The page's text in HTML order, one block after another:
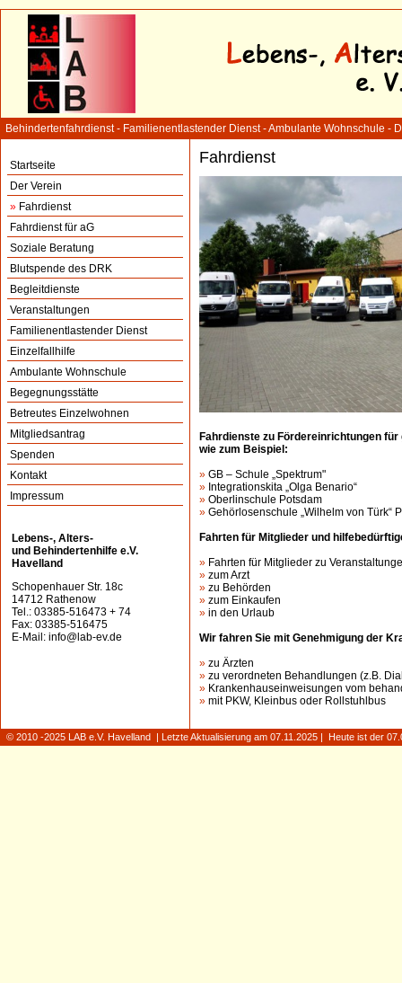
Behindertenfahrdienst - Familienentlastender Dienst - Ambulante Wohnschule -
Startseite
Der Verein
» Fahrdienst
Fahrdienst für aG
Soziale Beratung
Blutspende des DRK
Begleitdienste
Veranstaltungen
Familienentlastender Dienst
Einzelfallhilfe
Ambulante Wohnschule
Begegnungsstätte
Betreutes Einzelwohnen
Mitgliedsantrag
Spenden
Kontakt
Impressum
Lebens-, Alters-
und Behindertenhilfe e.V.
Havelland
Schopenhauer Str. 18c
14712 Rathenow
Tel.: 03385-516473 + 74
Fax: 03385-516475
E-Mail: info@lab-ev.de
Fahrdienst
Fahrdienste zu Fördereinrichtungen
wie zum Beispiel:
» GB – Schule „Spektrum"
» Integrationskita „Olga Benario“
» Oberlinschule Potsdam
» Gehörlosenschule „Wilhelm von Türk“
Fahrten für Mitglieder und
» Fahrten für Mitglieder zu
» zum Arzt
» zu Behörden
» zum Einkaufen
» in den Urlaub
Wir fahren Sie mit Genehmigung der
» zu Ärzten
» zu verordneten Behandlungen (z.B.
» Krankenhauseinweisungen vom
» mit PKW, Kleinbus oder Rollstuhlbus
© 2010 -2025 LAB e.V. Havelland | Letzte Aktualisierung am 07.11.2025 | Heute ist der